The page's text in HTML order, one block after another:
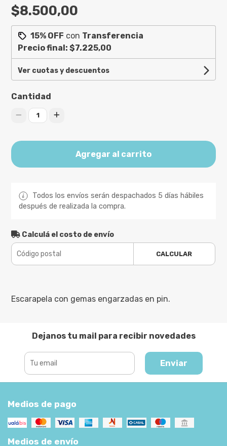
$8.500,00
15% OFF con Transferencia
Precio final:$7.225,00
Ver cuotas y descuentos
Cantidad
1
Agregar al carrito
Todos los envíos serán despachados 5 días hábiles
después de realizada la compra.
Calculá el costo de envío
CALCULAR
Escarapela con gemas engarzadas en pin.
Dejanos tu mail para recibir novedades
Enviar
Medios de pago
Medios de envío